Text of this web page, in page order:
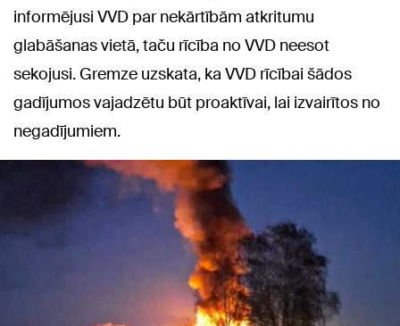
informējusi VVD par nekārtībām atkritumu
glabāšanas vietā, taču rīcība no VVD neesot
sekojusi. Gremze uzskata, ka VVD rīcībai šādos
gadījumos vajadzētu būt proaktīvai, lai izvairītos no
negadījumiem.